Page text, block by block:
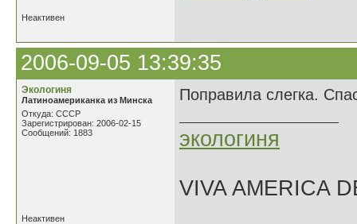
Неактивен
2006-09-05 13:39:35
Экологиня
Латиноамериканка из Минска
Откуда: СССР
Зарегистрирован: 2006-02-15
Сообщений: 1883
Поправила слегка.
экологиня
VIVA AMERICA
Неактивен